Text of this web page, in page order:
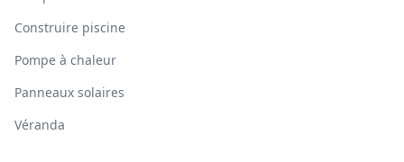
Construire piscine
Pompe à chaleur
Panneaux solaires
Véranda